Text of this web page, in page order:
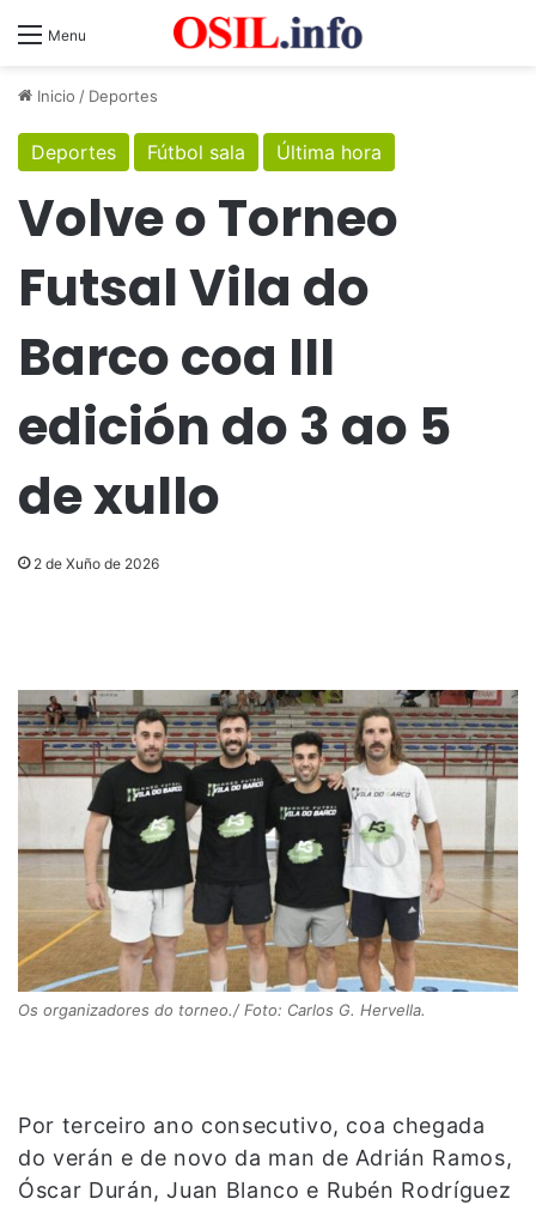
Menu
Inicio / Deportes
Deportes Fútbol sala Última hora
Volve o Torneo
Futsal Vila do
Barco coa III
edición do 3 ao 5
de xullo
2 de Xuño de 2026
Os organizadores do torneo./ Foto: Carlos G. Hervella.
Por terceiro ano consecutivo, coa chegada
do verán e de novo da man de Adrián Ramos,
Óscar Durán, Juan Blanco e Rubén Rodríguez